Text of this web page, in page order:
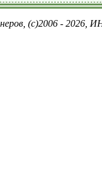
(c)2006 - 2026,